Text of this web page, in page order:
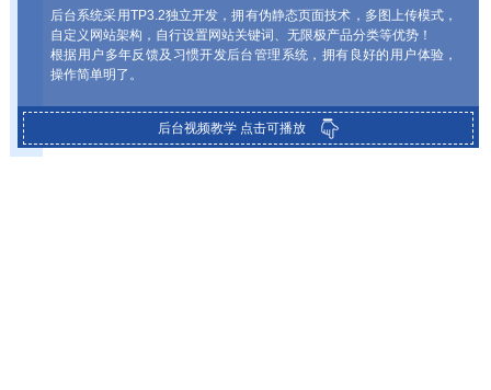
后台系统采用TP3.2独立开发，拥有伪静态页面技术，多图上传模式，
自定义网站架构，自行设置网站关键词、无限极产品分类等优势！
根据用户多年反馈及习惯开发后台管理系统，拥有良好的用户体验，
操作简单明了。
后台视频教学 点击可播放